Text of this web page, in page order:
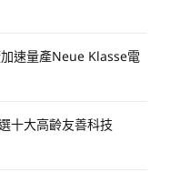
速量產Neue Klasse電
十大高齡友善科技